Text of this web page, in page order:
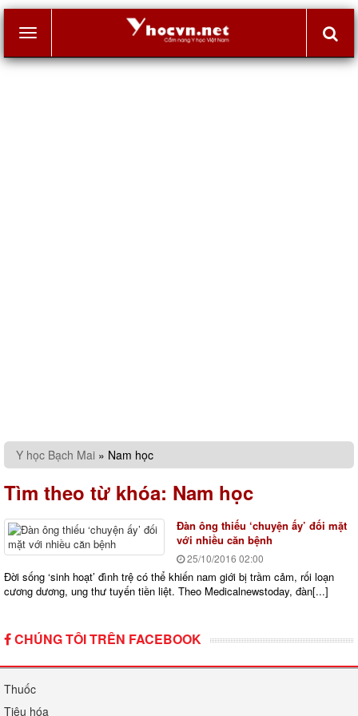
Y học Bạch Mai » Nam học
Nam học
Tìm theo từ khóa:
Đàn ông thiếu ‘chuyện ấy’ đối mặt
với nhiều căn bệnh
25/10/2016 02:00
Đời sống ‘sinh hoạt’ đình trệ có thể khiến nam giới bị trầm cảm, rối loạn
cương dương, ung thư tuyến tiền liệt. Theo Medicalnewstoday, đàn[...]
CHÚNG TÔI TRÊN FACEBOOK
Thuốc
Tiêu hóa